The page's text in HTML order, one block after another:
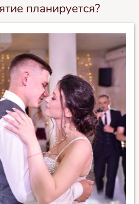
планируется?